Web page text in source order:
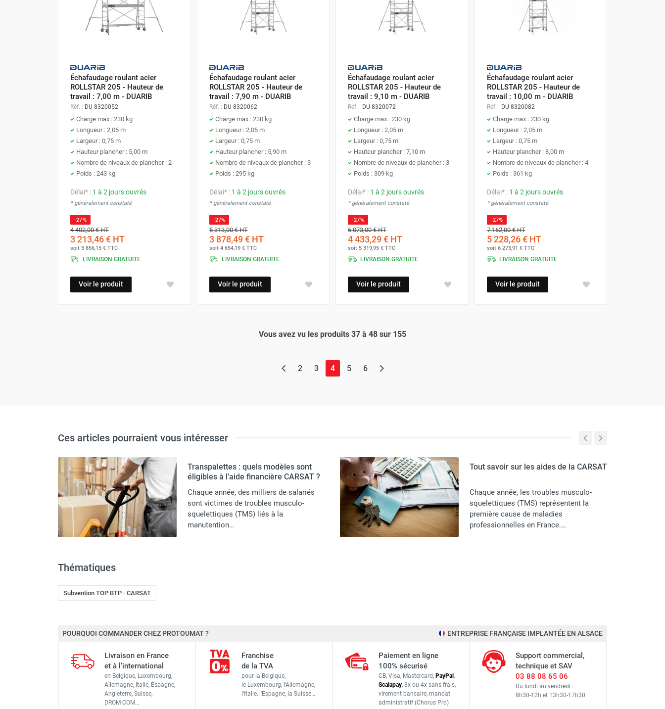
Échafaudage roulant acier
ROLLSTAR 205 - Hauteur de
travail : 7,00 m - DUARIB
Réf. : DU 8320052
Charge max : 230 kg
Longueur : 2,05 m
Largeur : 0,75 m
Hauteur plancher : 5,00 m
Nombre de niveaux de plancher : 2
Poids : 243 kg
Délai* : 1 à 2 jours ouvrés
* généralement constaté
-27%
4 402,00 €HT
3 213,46 € HT
soit 3 856,15 € TTC
LIVRAISON GRATUITE
Voir le produit
Échafaudage roulant acier
ROLLSTAR 205 - Hauteur de
travail : 7,90 m - DUARIB
Réf. : DU 8320062
Charge max : 230 kg
Longueur : 2,05 m
Largeur : 0,75 m
Hauteur plancher : 5,90 m
Nombre de niveaux de plancher : 3
Poids : 295 kg
Délai* : 1 à 2 jours ouvrés
* généralement constaté
-27%
5 313,00 €HT
3 878,49 €HT
soit 4 654,19 €TTC
LIVRAISON GRATUITE
Voir le produit
Échafaudage roulant acier
ROLLSTAR 205 - Hauteur de
travail : 9,10 m - DUARIB
Réf. : DU 8320072
Charge max : 230 kg
Longueur : 2,05 m
Largeur : 0,75 m
Hauteur plancher : 7,10 m
Nombre de niveaux de plancher : 3
Poids : 309 kg
Délai* : 1 à 2 jours ouvrés
* généralement constaté
-27%
6 073,00 €HT
4 433,29 € HT
soit 5 319,95 € TTC
LIVRAISON GRATUITE
Voir le produit
Échafaudage roulant acier
ROLLSTAR 205 - Hauteur de
travail : 10,00 m - DUARIB
Réf. : DU 8320082
Charge max : 230 kg
Longueur : 2,05 m
Largeur : 0,75 m
Hauteur plancher : 8,00 m
Nombre de niveaux de plancher : 4
Poids : 361 kg
Délai* : 1 à 2 jours ouvrés
* généralement constaté
-27%
7 162,00 €HT
5 228,26 €HT
soit 6 273,91 €TTC
LIVRAISON GRATUITE
Voir le produit
Vous avez vu les produits 37 à 48 sur 155
2 3 4(page actuelle)
5 6
Ces articles pourraient vous intéresser
Transpalettes : quels modèles sont
éligibles à l'aide financière CARSAT ?
Chaque année, des milliers de salariés
sont victimes de troubles musculo-
squelettiques (TMS) liés à la
manutention…
Tout savoir sur les aides de la CARSAT
Chaque année, les troubles musculo-
squelettiques (TMS) représentent la
première cause de maladies
professionnelles en France.…
Thématiques
Subvention TOP BTP - CARSAT
POURQUOI COMMANDER CHEZ PROTOUMAT ? ENTREPRISE FRANÇAISE IMPLANTÉE EN ALSACE
Livraison en France
et à l'international
en Belgique, Luxembourg,
Allemagne, Italie, Espagne,
Angleterre, Suisse,
DROM-COM…
Franchise
de la TVA
pour la Belgique,
le Luxembourg, l'Allemagne,
l'Italie, l'Espagne, la Suisse…
Paiement en ligne
100% sécurisé
CB, Visa, Mastercard, PayPal,
Scalapay, 3x ou 4x sans frais,
virement bancaire, mandat
administratif (Chorus Pro)
Support commercial,
technique et SAV
03 88 08 65 06
Du lundi au vendredi :
8h30-12h et 13h30-17h30